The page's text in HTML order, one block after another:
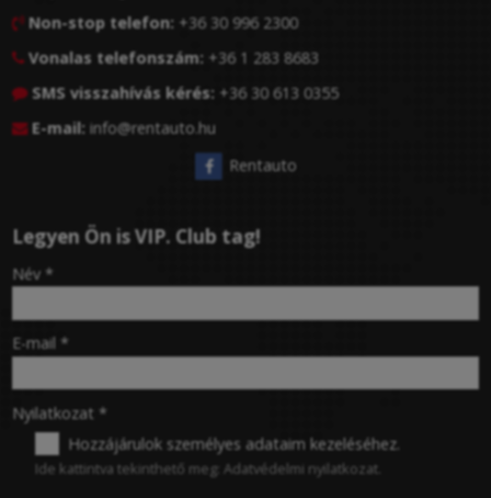
 Non-stop telefon: +36 30 996 2300
 Vonalas telefonszám: +36 1 283 8683
 SMS visszahívás kérés: +36 30 613 0355
 E-mail: info@rentauto.hu
Rentauto
Legyen Ön is VIP. Club tag!
-
-
-
Név *
E-mail *
Nyilatkozat *
Hozzájárulok személyes adataim kezeléséhez.
Ide kattintva tekinthető meg: Adatvédelmi nyilatkozat